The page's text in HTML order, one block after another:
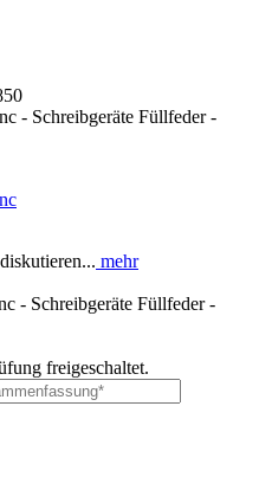
- Schreibgeräte Füllfeder -
mehr
- Schreibgeräte Füllfeder -
freigeschaltet.